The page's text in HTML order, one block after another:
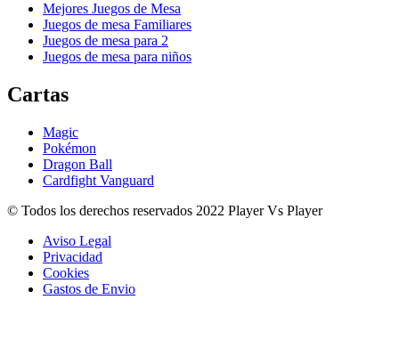
Mejores Juegos de Mesa
Juegos de mesa Familiares
Juegos de mesa para 2
Juegos de mesa para niños
Cartas
Magic
Pokémon
Dragon Ball
Cardfight Vanguard
© Todos los derechos reservados 2022 Player Vs Player
Aviso Legal
Privacidad
Cookies
Gastos de Envio